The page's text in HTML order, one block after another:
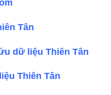
Tân
dữ liệu Thiên Tân
Thiên Tân